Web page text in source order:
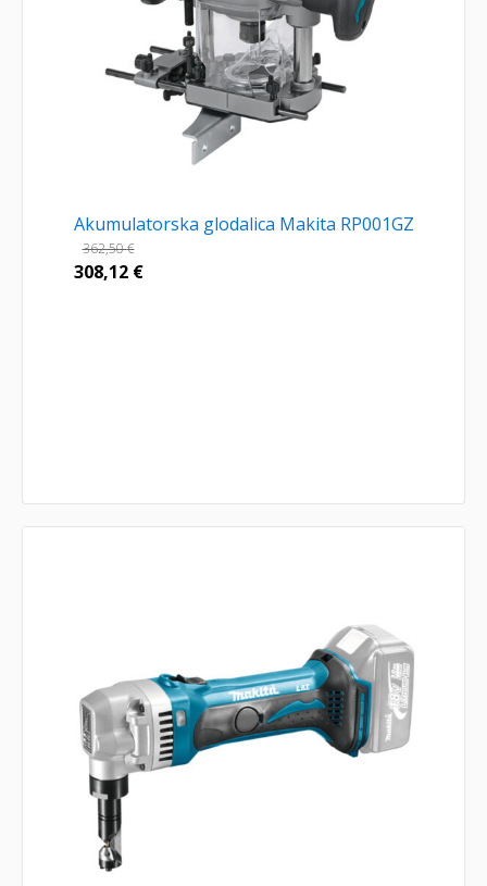
Akumulatorska glodalica Makita RP001GZ
362,50€
308,12 €